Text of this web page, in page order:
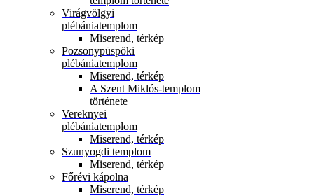
Virágvölgyi
plébániatemplom
Miserend, térkép
Pozsonypüspöki
plébániatemplom
Miserend, térkép
A Szent Miklós-templom
története
Vereknyei
plébániatemplom
Miserend, térkép
Szunyogdi templom
Miserend, térkép
Főrévi kápolna
Miserend, térkép